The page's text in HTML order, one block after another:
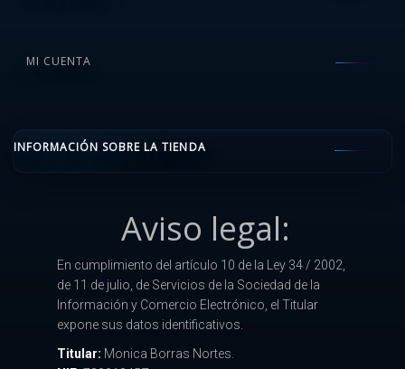
MI CUENTA
INFORMACIÓN SOBRE LA TIENDA
Aviso legal:
En cumplimiento del artículo 10 de la Ley 34 / 2002,
de 11 de julio, de Servicios de la Sociedad de la
Información y Comercio Electrónico, el Titular
expone sus datos identificativos.
Titular: Monica Borras Nortes.